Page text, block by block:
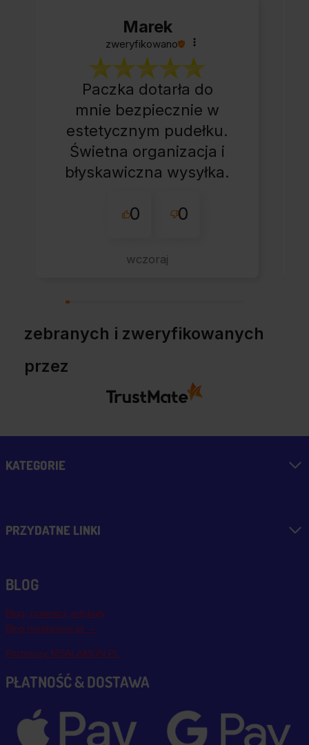
Marek
zweryfikowano
Paczka dotarła do
mnie bezpiecznie w
estetycznym pudełku.
Świetna organizacja i
błyskawiczna wysyłka.
sklepu nie pierwszy
wszystko perfekt.
0 0
wczoraj
zebranych i zweryfikowanych
przez
KATEGORIE
PRZYDATNE LINKI
BLOG
Blog, nowości, artykuły
Blog msalamon.pl →
Partnerzy MSALAMON.PL
PŁATNOŚĆ & DOSTAWA